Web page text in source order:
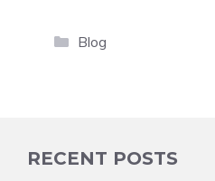
Categories
Blog
RECENT POSTS